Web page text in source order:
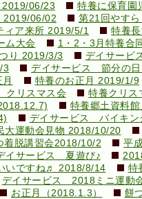
06/23
特養に保育園
2019/06/02
第21回やす
ィア来所 2019/5/1
特養
大会
1・2・3月特養合
り 2019/3/3
デイサービ
3
デイサービス 節分の
特養のお正月 2019/1/9
リスマス会
特養クリス
特養郷土資料
デイサービス バイキン
大運動会見物 2018/10/20
着脱講習会2018/10/2
平
イサービス 夏遊び♪
いですね♬ 2018/8/14
特
デイサービス 2018ミニ運動
お正月（2018.1.3） 餅